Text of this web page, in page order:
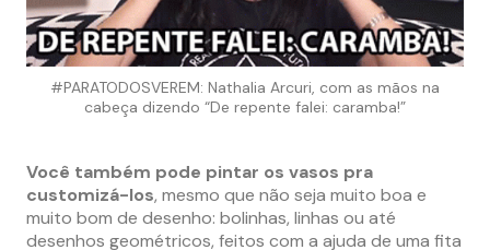
#PARATODOSVEREM: Nathalia Arcuri, com as mãos na
cabeça dizendo “De repente falei: caramba!”
Você também pode pintar os vasos pra
customizá-los, mesmo que não seja muito boa e
muito bom de desenho: bolinhas, linhas ou até
desenhos geométricos, feitos com a ajuda de uma fita